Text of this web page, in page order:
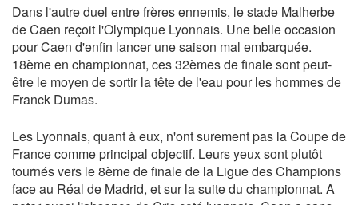
Dans l'autre duel entre frères ennemis, le stade Malherbe
de Caen reçoit l'Olympique Lyonnais. Une belle occasion
pour Caen d'enfin lancer une saison mal embarquée.
18ème en championnat, ces 32èmes de finale sont peut-
être le moyen de sortir la tête de l'eau pour les hommes de
Franck Dumas.
Les Lyonnais, quant à eux, n'ont surement pas la Coupe de
France comme principal objectif. Leurs yeux sont plutôt
tournés vers le 8ème de finale de la Ligue des Champions
face au Réal de Madrid, et sur la suite du championnat. A